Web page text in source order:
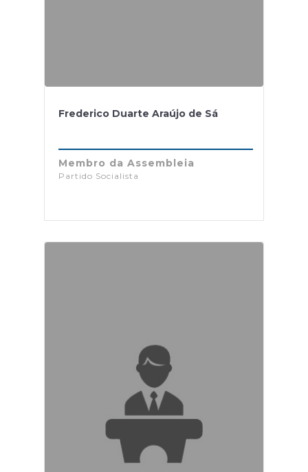
Frederico Duarte Araújo de Sá
Membro da Assembleia
Partido Socialista